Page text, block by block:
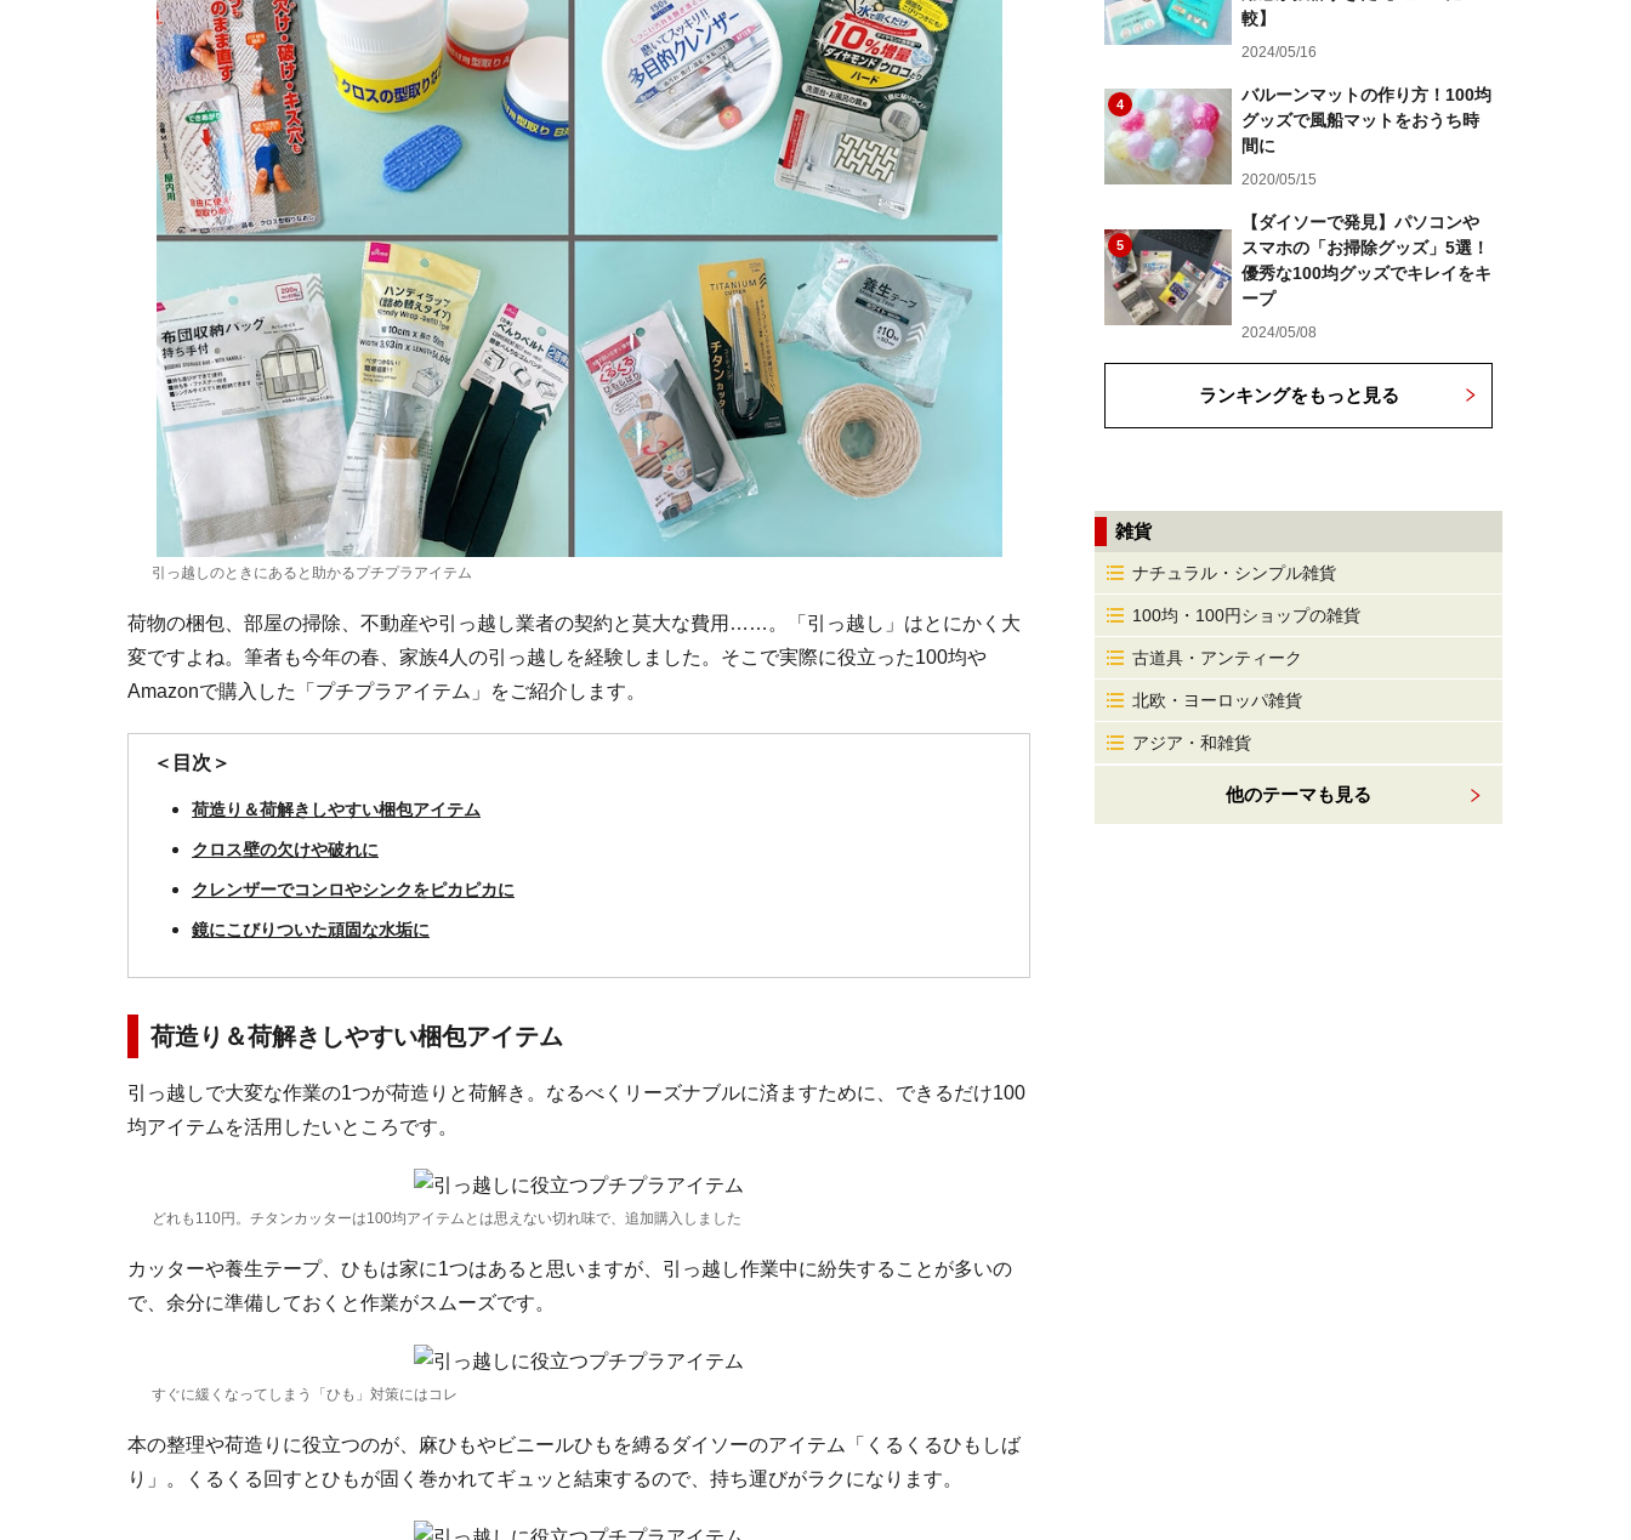
引っ越しのときにあると助かるプチプラアイテム
荷物の梱包、部屋の掃除、不動産や引っ越し業者の契約と莫大な費用……。「引っ越し」はとにかく大
変ですよね。筆者も今年の春、家族4人の引っ越しを経験しました。そこで実際に役立った100均や
Amazonで購入した「プチプラアイテム」をご紹介します。
＜目次＞
荷造り＆荷解きしやすい梱包アイテム
クロス壁の欠けや破れに
クレンザーでコンロやシンクをピカピカに
鏡にこびりついた頑固な水垢に
荷造り＆荷解きしやすい梱包アイテム
引っ越しで大変な作業の1つが荷造りと荷解き。なるべくリーズナブルに済ますために、できるだけ100
均アイテムを活用したいところです。
どれも110円。チタンカッターは100均アイテムとは思えない切れ味で、追加購入しました
カッターや養生テープ、ひもは家に1つはあると思いますが、引っ越し作業中に紛失することが多いの
で、余分に準備しておくと作業がスムーズです。
すぐに緩くなってしまう「ひも」対策にはコレ
本の整理や荷造りに役立つのが、麻ひもやビニールひもを縛るダイソーのアイテム「くるくるひもしば
り」。くるくる回すとひもが固く巻かれてギュッと結束するので、持ち運びがラクになります。
較】
2024/05/16
4
バルーンマットの作り方！100均
グッズで風船マットをおうち時
間に
2020/05/15
5
【ダイソーで発見】パソコンや
スマホの「お掃除グッズ」5選！
優秀な100均グッズでキレイをキ
ープ
2024/05/08
ランキングをもっと見る
雑貨
ナチュラル・シンプル雑貨
100均・100円ショップの雑貨
古道具・アンティーク
北欧・ヨーロッパ雑貨
アジア・和雑貨
他のテーマも見る